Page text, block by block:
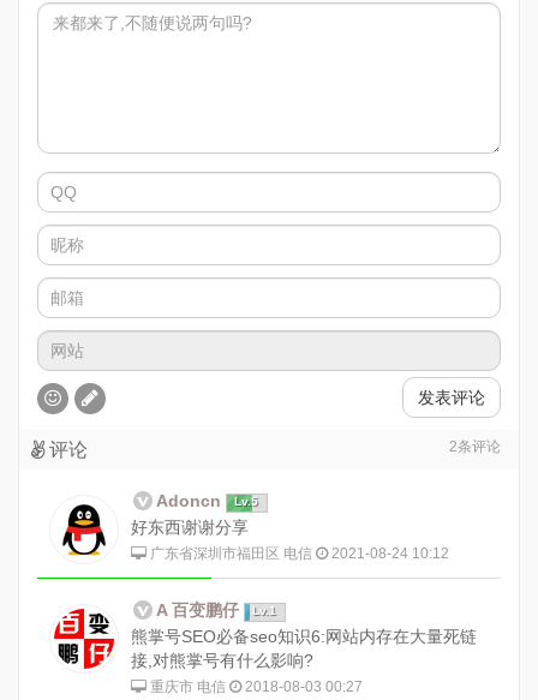
发表评论
评论 2条评论
Adoncn Lv.5
好东西谢谢分享
广东省深圳市福田区 电信 2021-08-24 10:12
A 百变鹏仔 Lv.1
熊掌号SEO必备seo知识6:网站内存在大量死链
接,对熊掌号有什么影响?
重庆市 电信 2018-08-03 00:27